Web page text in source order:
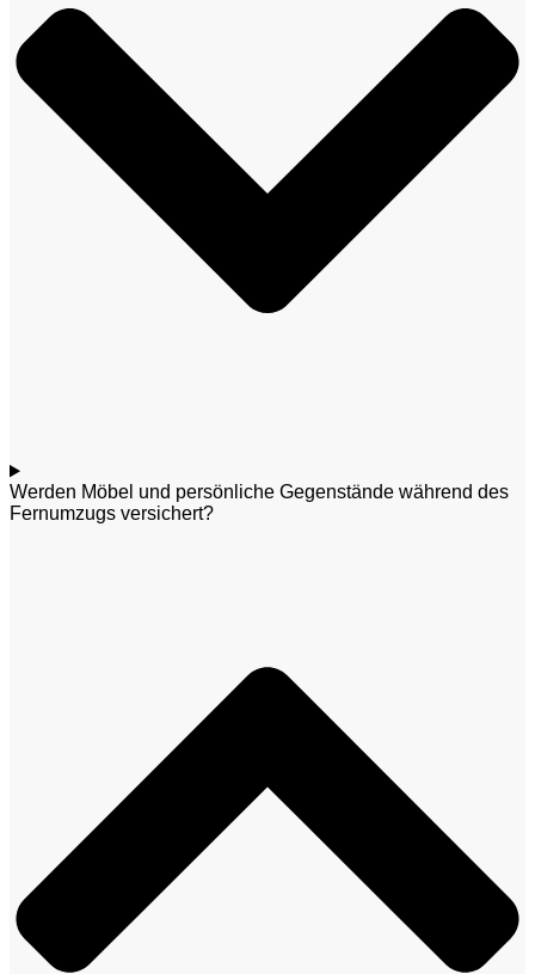
Werden Möbel und persönliche Gegenstände während des
Fernumzugs versichert?